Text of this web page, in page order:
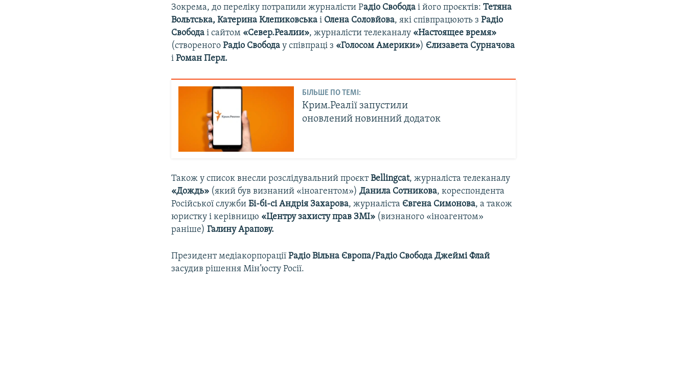
Зокрема, до переліку потрапили журналісти Радіо Свобода і його проєктів:Тетяна
Вольтська, Катерина Клепиковська і Олена Соловйова, які співпрацюють зРадіо
Свобода і сайтом «Север.Реалии», журналісти телеканалу «Настоящее время»
(створеногоРадіо Свободау співпраці з «Голосом Америки») Єлизавета Сурначова
іРоман Перл.
БІЛЬШЕ ПО ТЕМІ:
Крим.Реалії запустили
оновлений новинний додаток
Також у список внесли розслідувальний проєктBellingcat, журналіста телеканалу
«Дождь» (який був визнаний «іноагентом»)Данила Сотникова, кореспондента
Російської службиБі-бі-сі Андрія Захарова, журналіста Євгена Симонова, а також
юристку і керівницю «Центру захисту прав ЗМІ» (визнаного «іноагентом»
раніше)Галину Арапову.
Президент медіакорпораціїРадіо Вільна Європа/Радіо Свобода Джеймі Флай
засудив рішення Мін’юсту Росії.